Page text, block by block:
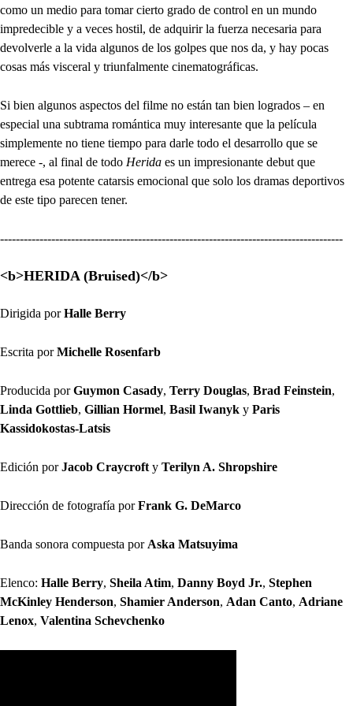
como un medio para tomar cierto grado de control en un mundo
impredecible y a veces hostil, de adquirir la fuerza necesaria para
devolverle a la vida algunos de los golpes que nos da, y hay pocas
cosas más visceral y triunfalmente cinematográficas.
Si bien algunos aspectos del filme no están tan bien logrados – en
especial una subtrama romántica muy interesante que la película
simplemente no tiene tiempo para darle todo el desarrollo que se
merece -, al final de todo Herida es un impresionante debut que
entrega esa potente catarsis emocional que solo los dramas deportivos
de este tipo parecen tener.
---------------------------------------------------------------------------------------
<b>HERIDA (Bruised)</b>
Dirigida porHalle Berry
Escrita porMichelle Rosenfarb
Producida porGuymon Casady, Terry Douglas, Brad Feinstein,
Linda Gottlieb, Gillian Hormel, Basil Iwanyk y Paris
Kassidokostas-Latsis
Edición porJacob Craycrofty Terilyn A. Shropshire
Dirección de fotografía porFrank G. DeMarco
Banda sonora compuesta porAska Matsuyima
Elenco: Halle Berry, Sheila Atim, Danny Boyd Jr., Stephen
McKinley Henderson, Shamier Anderson, Adan Canto, Adriane
Lenox, Valentina Schevchenko